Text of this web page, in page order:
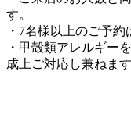
す。
・7名様以上のご予約
・甲殻類アレルギー
成上ご対応し兼ねます